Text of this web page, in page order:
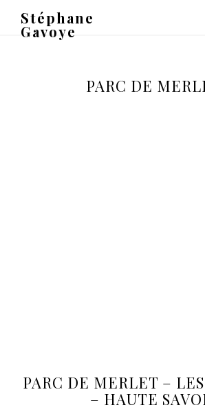
Stéphane
Gavoye
PARC DE
PARC DE MERLET –
– HAUTE